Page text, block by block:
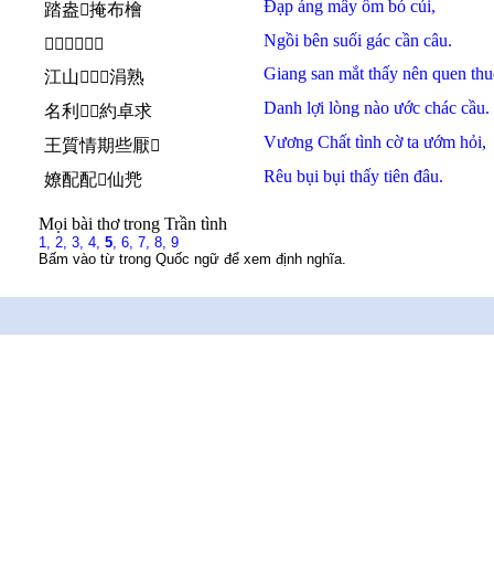
踏盎𩄲掩布檜
Đạp áng mây ôm bó củi,
𡎢邊𤂬閣芹鈎
Ngồi bên suối gác cần câu.
江山𩈘𧡊𢧚涓熟
Giang san mắt thấy nên quen
名利𢚸𱜢約卓求
Danh lợi lòng nào ước chác cầu.
王質情期些厭𠳨
Vương Chất tình cờta ướm hỏi,
嫽配配𧡊仙兠
Rêu bụi bụi thấy tiên đâu.
Mọi bài thơ trong Trần tình
1, 2, 3, 4, 5, 6, 7, 8, 9
Bấm vào từ trong Quốc ngữ để xem định nghĩa.